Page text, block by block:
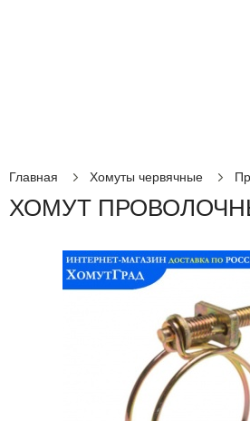
Главная Хомуты червячные
ХОМУТ